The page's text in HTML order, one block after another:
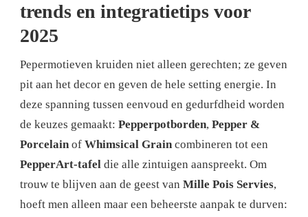
trends en integratietips voor
2025
Pepermotieven kruiden niet alleen gerechten; ze geven
pit aan het decor en geven de hele setting energie. In
deze spanning tussen eenvoud en gedurfdheid worden
de keuzes gemaakt: Pepperpotborden, Pepper &
Porcelainof Whimsical Graincombineren tot een
PepperArt-tafel die alle zintuigen aanspreekt. Om
trouw te blijven aan de geest van Mille Pois Servies,
hoeft men alleen maar een beheerste aanpak te durven: